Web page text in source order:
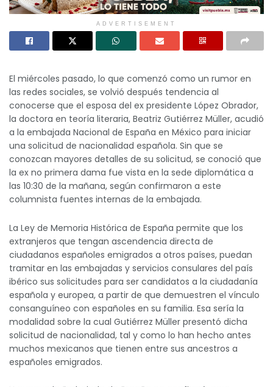
ADVERTISEMENT
El miércoles pasado, lo que comenzó como un rumor en
las redes sociales, se volvió después tendencia al
conocerse que el esposa del ex presidente López Obrador,
la doctora en teoría literaria, Beatriz Gutiérrez Müller, acudió
a la embajada Nacional de España en México para iniciar
una solicitud de nacionalidad española. Sin que se
conozcan mayores detalles de su solicitud, se conoció que
la ex no primera dama fue vista en la sede diplomática a
las 10:30 de la mañana, según confirmaron a este
columnista fuentes internas de la embajada.
La Ley de Memoria Histórica de España permite que los
extranjeros que tengan ascendencia directa de
ciudadanos españoles emigrados a otros países, puedan
tramitar en las embajadas y servicios consulares del país
ibérico sus solicitudes para ser candidatos a la ciudadanía
española y europea, a partir de que demuestren el vínculo
consanguíneo con españoles en su familia. Esa sería la
modalidad sobre la cual Gutiérrez Müller presentó dicha
solicitud de nacionalidad, tal y como lo han hecho antes
muchos mexicanos que tienen entre sus ancestros a
españoles emigrados.